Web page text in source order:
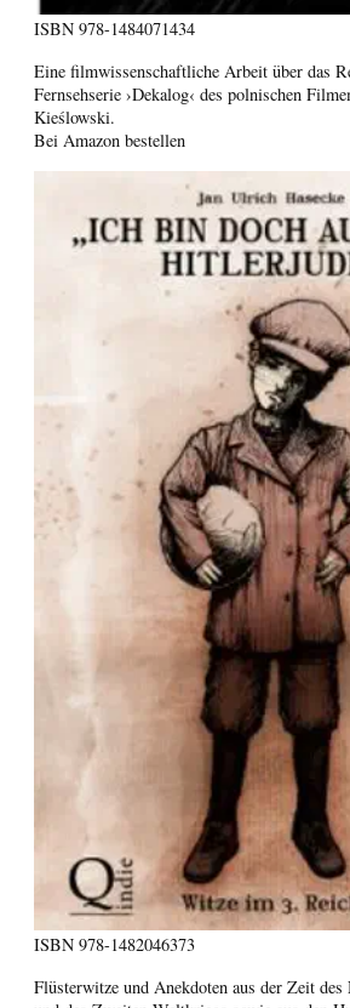
ISBN 978-1484071434
Eine filmwissenschaftliche Arbeit über das
Fernsehserie ›Dekalog‹ des polnischen
Kieślowski.
Bei Amazon bestellen
ISBN 978-1482046373
Flüsterwitze und Anekdoten aus der Zeit